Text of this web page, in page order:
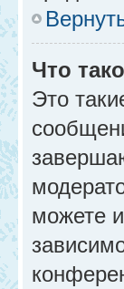
Что
Это
можете